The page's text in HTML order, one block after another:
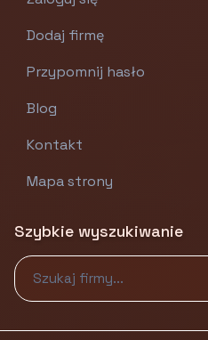
Dodaj firmę
Przypomnij hasło
Blog
Kontakt
Mapa strony
Szybkie wyszukiwanie